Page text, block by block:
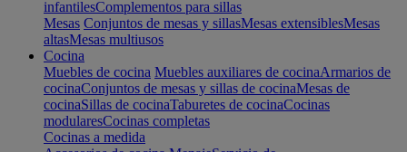
infantilesComplementos para sillas
Mesas Conjuntos de mesas y sillasMesas extensiblesMesas
altasMesas multiusos
Cocina
Muebles de cocina Muebles auxiliares de cocinaArmarios de
cocinaConjuntos de mesas y sillas de cocinaMesas de
cocinaSillas de cocinaTaburetes de cocinaCocinas
modularesCocinas completas
Cocinas a medida